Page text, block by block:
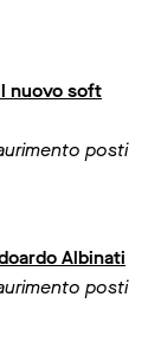
nuovo soft
posti
Albinati
posti